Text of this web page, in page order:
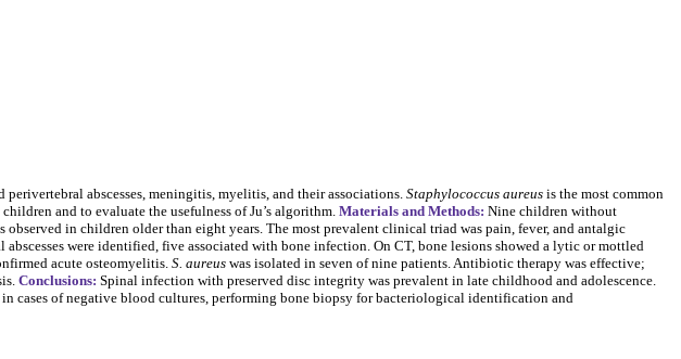
abscesses, meningitis, myelitis, and their associations. Staphylococcus aureus is the most common
and to evaluate the usefulness of Ju’s algorithm. Materials and Methods: Nine children without
observed in children older than eight years. The most prevalent clinical triad was pain, fever, and antalgic
were identified, five associated with bone infection. On CT, bone lesions showed a lytic or mottled
acute osteomyelitis. S. aureus was isolated in seven of nine patients. Antibiotic therapy was effective;
Conclusions: Spinal infection with preserved disc integrity was prevalent in late childhood and adolescence.
cases of negative blood cultures, performing bone biopsy for bacteriological identification and